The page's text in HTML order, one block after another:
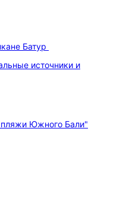
Батур
источники и